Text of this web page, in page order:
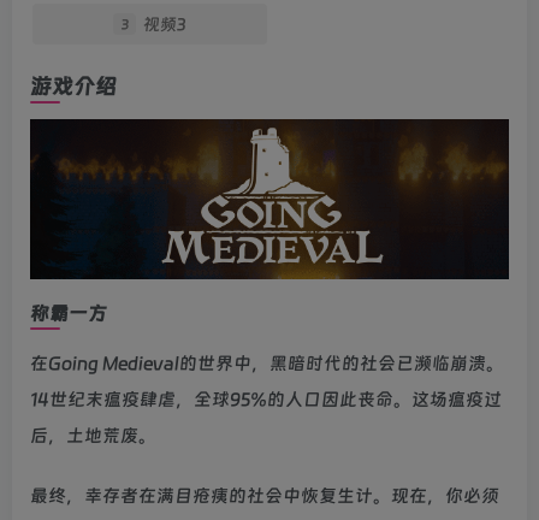
3 视频3
游戏介绍
称霸一方
在Going Medieval的世界中，黑暗时代的社会已濒临崩溃。
14世纪末瘟疫肆虐，全球95%的人口因此丧命。这场瘟疫过
后，土地荒废。
最终，幸存者在满目疮痍的社会中恢复生计。现在，你必须